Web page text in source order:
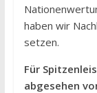
haben wir
setzen.
Für
abgesehen